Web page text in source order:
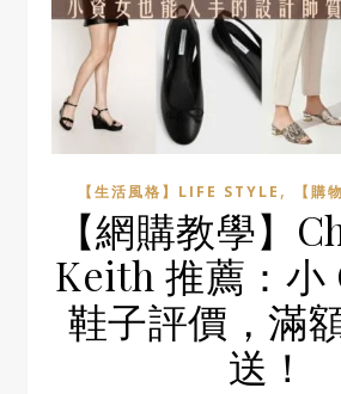
【生活風格】LIFE STYLE , 【購
【網購教學】
Keith 推薦：小
鞋子評價，滿
送！